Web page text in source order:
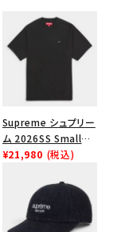
る
Supreme シュプリー
ム 2026SS Small
Box Tee スモールボ
¥21,980 (税込)